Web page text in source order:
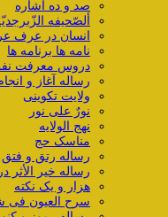
صد و ده اشاره
ألصّحیفه
انسان در عرف
نامه ها برنامه ها
دروس معرفت
رساله آغاز و
ولایت تکوینی
نورٌ علی نور
نهج الولایه
مناسک حج
رساله رتق و فتق
رساله خیر الأثر
هزار و یک نکته
سرح العیون فی